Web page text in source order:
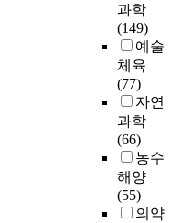
과학
(149)
예술
체육
(77)
자연
과학
(66)
농수
해양
(55)
의약